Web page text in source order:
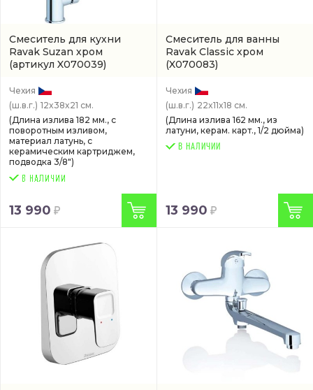
Смеситель для кухни
Ravak Suzan хром
(артикул X070039)
Чехия
(ш.в.г.) 12x38x21 см.
(Длина излива 182 мм., с
поворотным изливом,
материал латунь, с
керамическим картриджем,
подводка 3/8")
13 990
Смеситель для ванны
Ravak Classic хром
(X070083)
Чехия
(ш.в.г.) 22x11x18 см.
(Длина излива 162 мм., из
латуни, керам. карт., 1/2 дюйма)
В НАЛИЧИИ
13 990